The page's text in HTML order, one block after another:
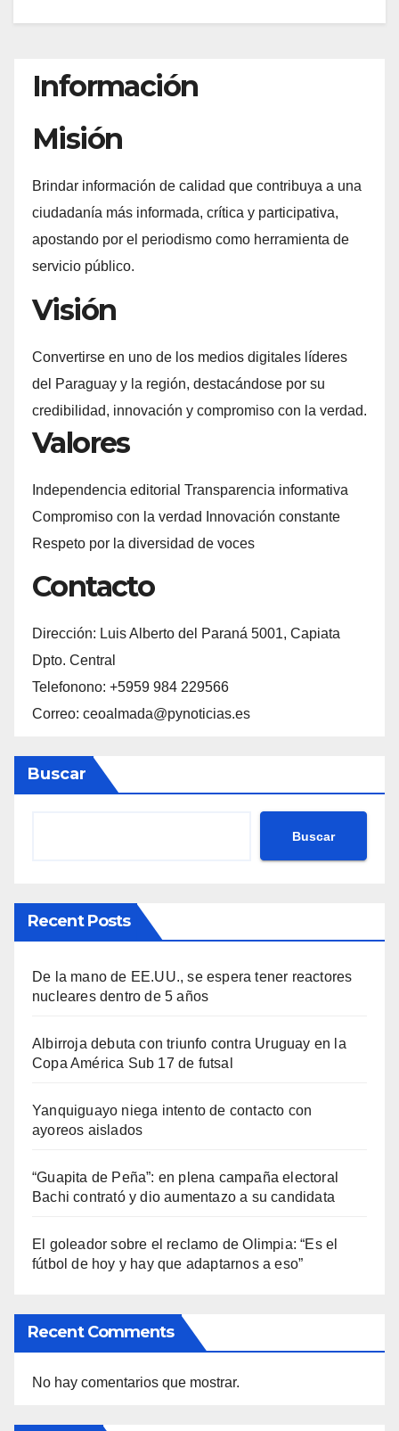
Información
Misión
Brindar información de calidad que contribuya a una
ciudadanía más informada, crítica y participativa,
apostando por el periodismo como herramienta de
servicio público.
Visión
Convertirse en uno de los medios digitales líderes
del Paraguay y la región, destacándose por su
credibilidad, innovación y compromiso con la verdad.
Valores
Independencia editorial Transparencia informativa
Compromiso con la verdad Innovación constante
Respeto por la diversidad de voces
Contacto
Dirección: Luis Alberto del Paraná 5001, Capiata
Dpto. Central
Telefonono: +5959 984 229566
Correo: ceoalmada@pynoticias.es
Buscar
Buscar
Recent Posts
De la mano de EE.UU., se espera tener reactores
nucleares dentro de 5 años
Albirroja debuta con triunfo contra Uruguay en la
Copa América Sub 17 de futsal
Yanquiguayo niega intento de contacto con
ayoreos aislados
“Guapita de Peña”: en plena campaña electoral
Bachi contrató y dio aumentazo a su candidata
El goleador sobre el reclamo de Olimpia: “Es el
fútbol de hoy y hay que adaptarnos a eso”
Recent Comments
No hay comentarios que mostrar.